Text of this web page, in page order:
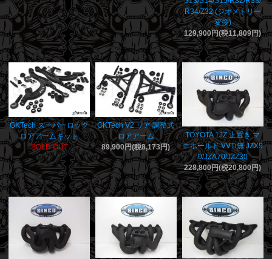
R34/Z32 (ジオメトリー
変換)
129,900円(税11,809円)
GKTech スーパーロック
ロアアームキット
SOLD OUT
GKTech V2 リア 調整式
ロアアーム
89,900円(税8,173円)
TOYOTA 1JZ 上置き マ
ニホールド VVTi無 JZX9
0/JZA70/JZZ30
228,800円(税20,800円)